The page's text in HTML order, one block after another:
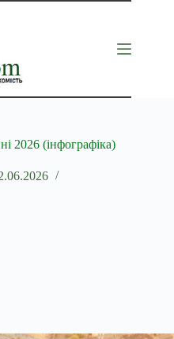
2026 (інфографіка)